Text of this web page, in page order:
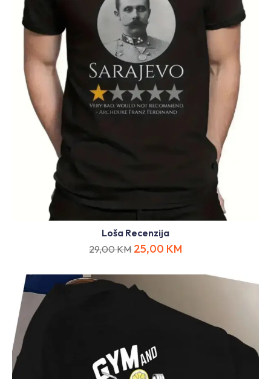
Loša Recenzija
29,00KM 25,00 KM